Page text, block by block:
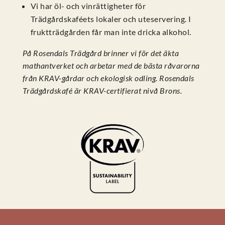
Vi har öl- och vinrättigheter för
Trädgårdskaféets lokaler och uteservering. I
fruktträdgården får man inte dricka alkohol.
På Rosendals Trädgård brinner vi för det äkta
mathantverket och arbetar med de bästa råvarorna
från KRAV-gårdar och ekologisk odling. Rosendals
Trädgårdskafé är KRAV-certifierat nivå Brons.